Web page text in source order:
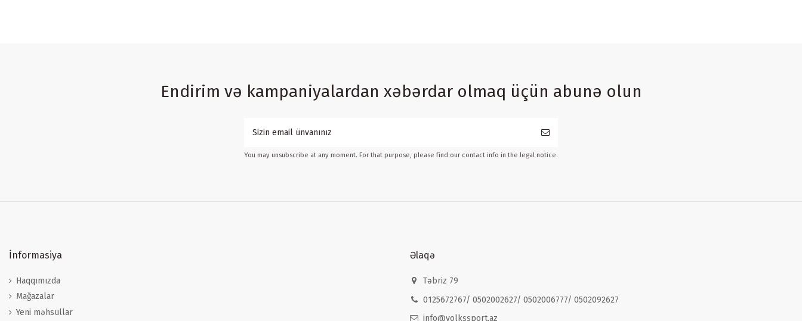
Endirim və kampaniyalardan xəbərdar olmaq üçün abunə olun
You may unsubscribe at any moment. For that purpose, please find our contact info in the legal notice.
İnformasiya
Haqqımızda
Mağazalar
Yeni məhsullar
Əlaqə
Təbriz 79
0125672767/ 0502002627/ 0502006777/ 0502092627
info@volkssport.az